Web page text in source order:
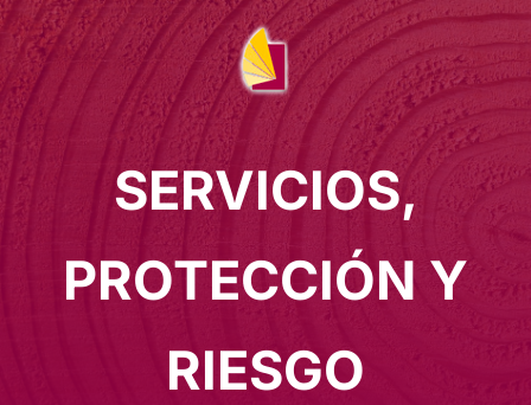
SERVICIOS,
PROTECCIÓN Y
RIESGO